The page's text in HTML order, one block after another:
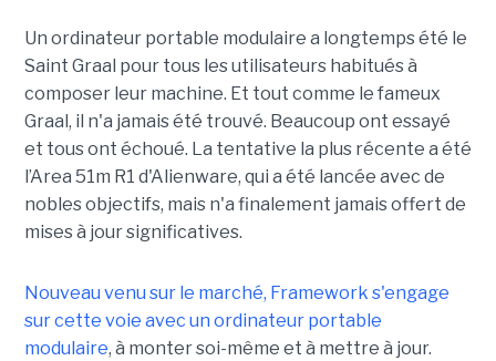
Un ordinateur portable modulaire a longtemps été le
Saint Graal pour tous les utilisateurs habitués à
composer leur machine. Et tout comme le fameux
Graal, il n'a jamais été trouvé. Beaucoup ont essayé
et tous ont échoué. La tentative la plus récente a été
l’Area 51m R1 d'Alienware, qui a été lancée avec de
nobles objectifs, mais n'a finalement jamais offert de
mises à jour significatives.
Nouveau venu sur le marché, Framework s'engage
sur cette voie avec un ordinateur portable
modulaire, à monter soi-même et à mettre à jour.